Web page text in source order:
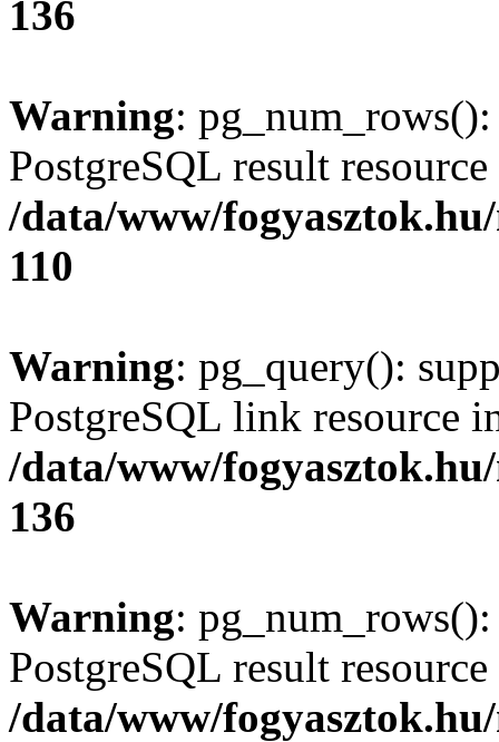
136
Warning:
PostgreSQL result
/data/www/
110
Warning: pg_query():
PostgreSQL link resource
/data/www/
136
Warning:
PostgreSQL result
/data/www/